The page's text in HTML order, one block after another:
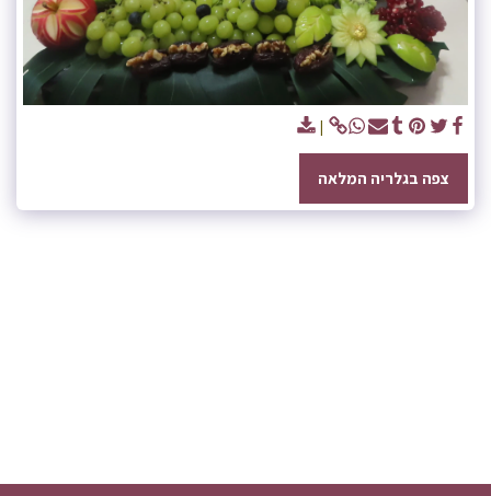
צפה בגלריה המלאה